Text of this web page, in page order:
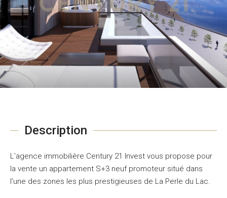
Description
L’agence immobilière Century 21 Invest vous propose pour
la vente un appartement S+3 neuf promoteur situé dans
l’une des zones les plus prestigieuses de La Perle du Lac.